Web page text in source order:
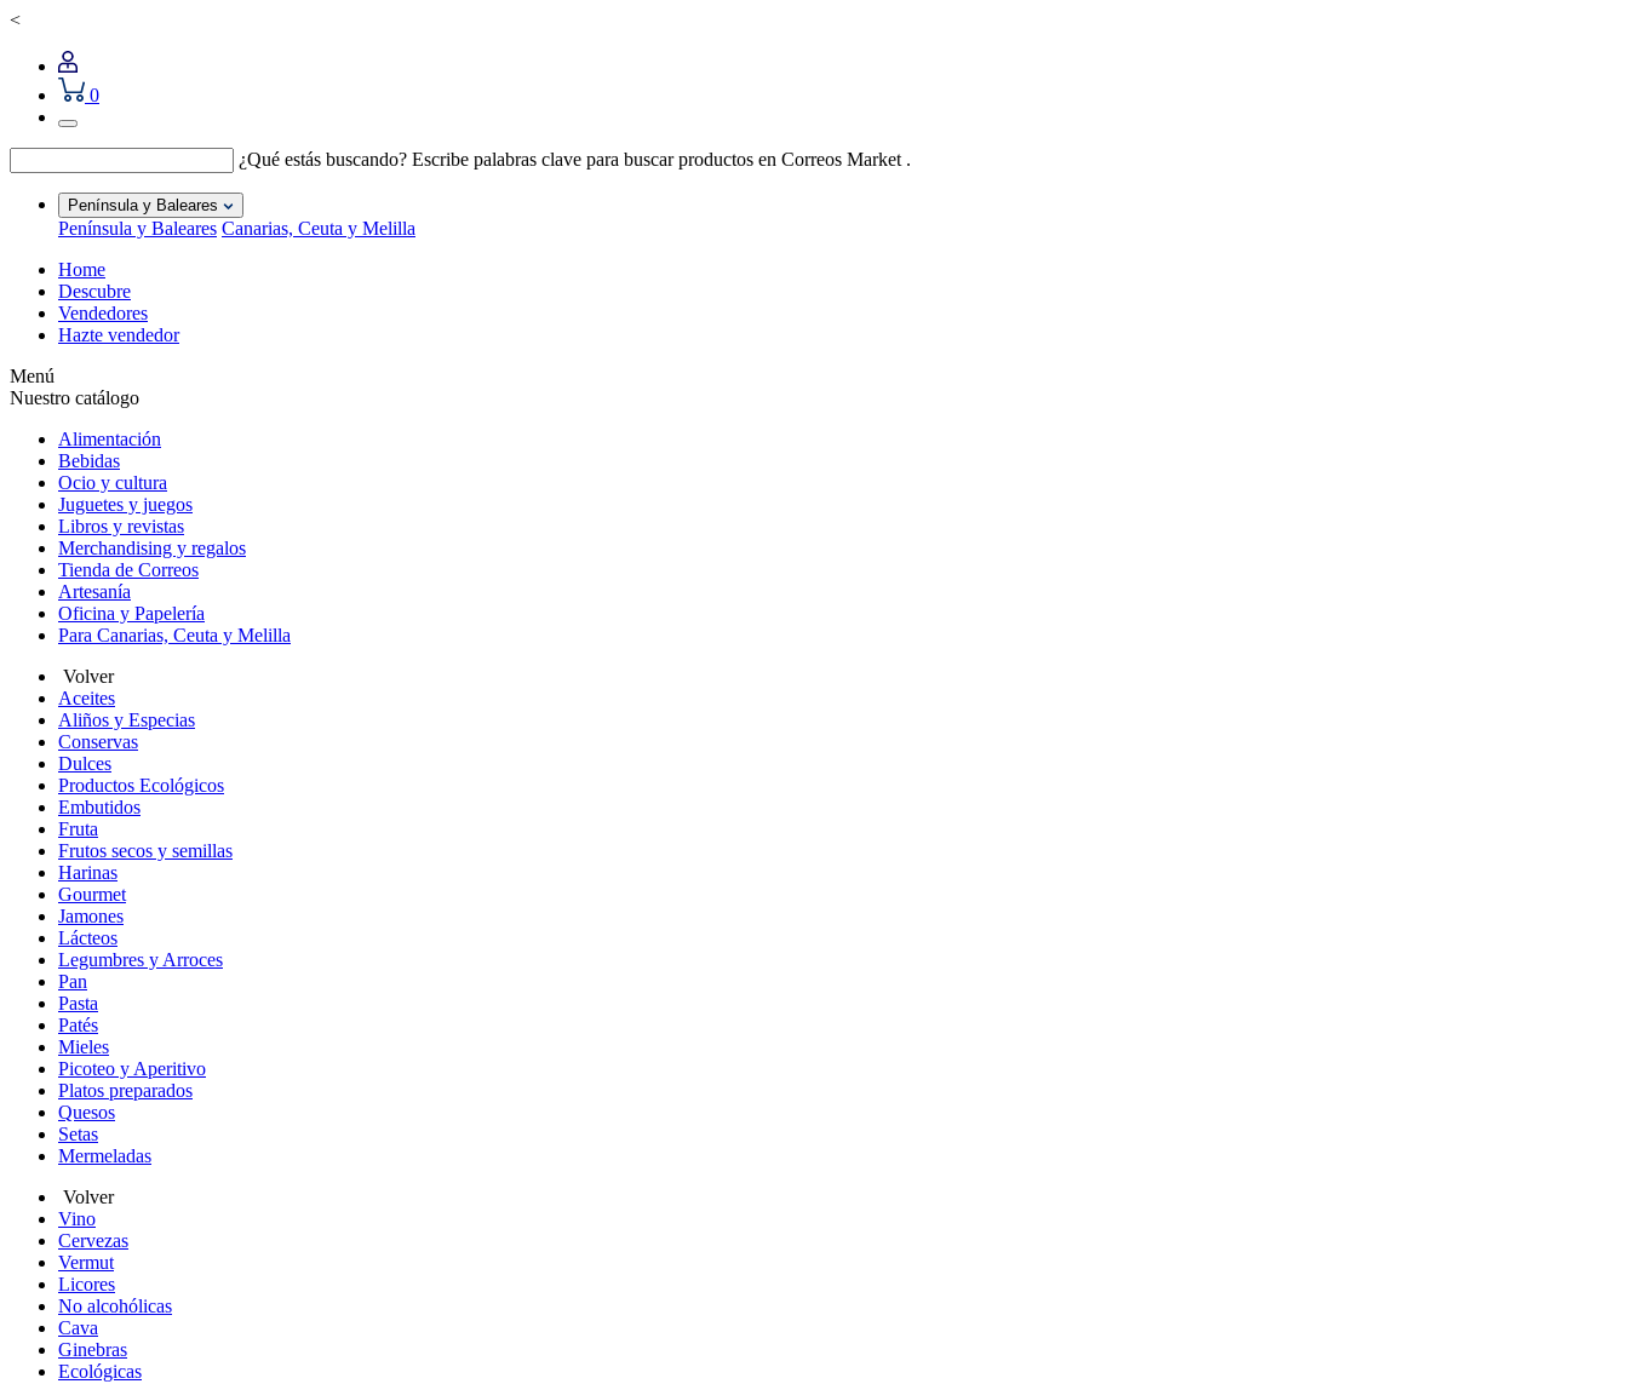
<
0
¿Qué estás buscando? Escribe palabras clave para buscar productos en Correos Market .
Península y Baleares
Península y Baleares Canarias, Ceuta y Melilla
Home
Descubre
Vendedores
Hazte vendedor
Menú
Nuestro catálogo
Alimentación
Bebidas
Ocio y cultura
Juguetes y juegos
Libros y revistas
Merchandising y regalos
Tienda de Correos
Artesanía
Oficina y Papelería
Para Canarias, Ceuta y Melilla
Volver
Aceites
Aliños y Especias
Conservas
Dulces
Productos Ecológicos
Embutidos
Fruta
Frutos secos y semillas
Harinas
Gourmet
Jamones
Lácteos
Legumbres y Arroces
Pan
Pasta
Patés
Mieles
Picoteo y Aperitivo
Platos preparados
Quesos
Setas
Mermeladas
Volver
Vino
Cervezas
Vermut
Licores
No alcohólicas
Cava
Ginebras
Ecológicas